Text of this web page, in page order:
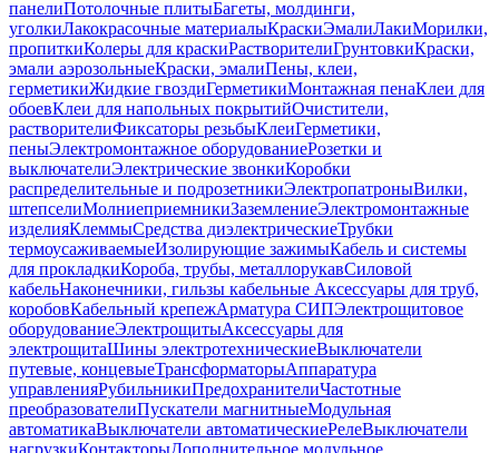
панелиПотолочные плитыБагеты, молдинги,
уголкиЛакокрасочные материалыКраскиЭмалиЛакиМорилки,
пропиткиКолеры для краскиРастворителиГрунтовкиКраски,
эмали аэрозольныеКраски, эмалиПены, клеи,
герметикиЖидкие гвоздиГерметикиМонтажная пенаКлеи для
обоевКлеи для напольных покрытийОчистители,
растворителиФиксаторы резьбыКлеиГерметики,
пеныЭлектромонтажное оборудованиеРозетки и
выключателиЭлектрические звонкиКоробки
распределительные и подрозетникиЭлектропатроныВилки,
штепселиМолниеприемникиЗаземлениеЭлектромонтажные
изделияКлеммыСредства диэлектрическиеТрубки
термоусаживаемыеИзолирующие зажимыКабель и системы
для прокладкиКороба, трубы, металлорукавСиловой
кабельНаконечники, гильзы кабельные Аксессуары для труб,
коробовКабельный крепежАрматура СИПЭлектрощитовое
оборудованиеЭлектрощитыАксессуары для
электрощитаШины электротехническиеВыключатели
путевые, концевыеТрансформаторыАппаратура
управленияРубильникиПредохранителиЧастотные
преобразователиПускатели магнитныеМодульная
автоматикаВыключатели автоматическиеРелеВыключатели
нагрузкиКонтакторыДополнительное модульное